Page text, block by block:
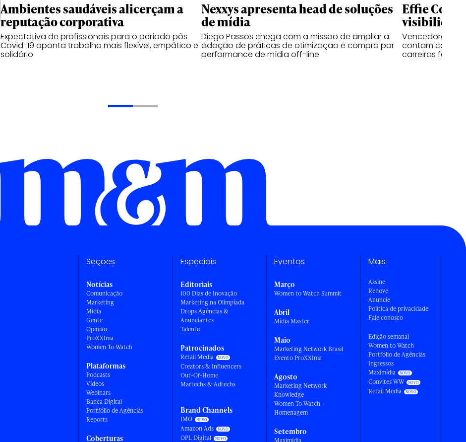
Ambientes saudáveis alicerçam a
reputação corporativa
Expectativa de profissionais para o período pós-
Covid-19 aponta trabalho mais flexível, empático e
solidário
Nexxys apresenta head de soluções
de mídia
Diego Passos chega com a missão de ampliar a
adoção de práticas de otimização e compra por
performance de mídia off-line
Effie
Vencedores
contam como
carreiras fora
Seções
Notícias
Comunicação
Marketing
Mídia
Gente
Opinião
ProXXIma
Women To Watch
Plataformas
Podcasts
Vídeos
Webinars
Banca Digital
Portfólio de Agências
Reports
Coberturas
Especiais
Editoriais
100 Dias de Inovação
Marketing na Olimpíada
Drops Agências &
Anunciantes
Talento
Patrocinados
Retail Media
Creators & Influencers
Out-Of-Home
Martechs & Adtechs
Brand Channels
IMO
Amazon Ads
OPL Digital
Eventos
Março
Women to Watch Summit
Abril
Mídia Master
Maio
Marketing Network Brasil
Evento ProXXIma
Agosto
Marketing Network
Knowledge
Women To Watch -
Homenagem
Setembro
Mais
Assine
Renove
Anuncie
Política de privacidade
Fale conosco
Edição semanal
Women to Watch
Portfólio de Agências
Ingressos
Maximídia
Convites WW
Retail Media